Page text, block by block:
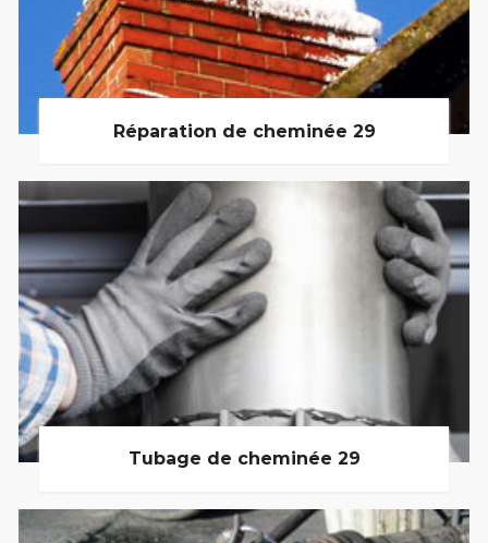
Réparation de cheminée 29
Tubage de cheminée 29